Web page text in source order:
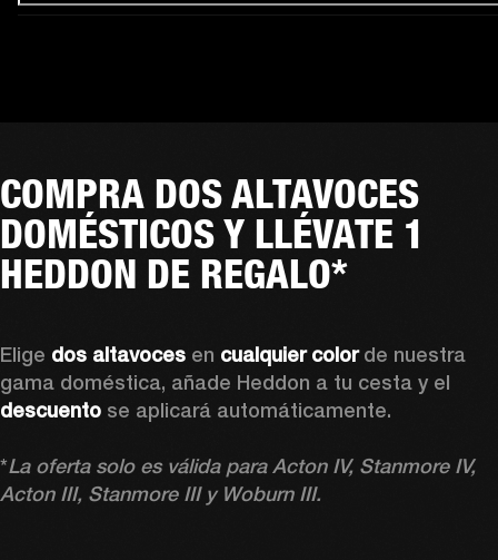
COMPRA DOS ALTAVOCES
DOMÉSTICOS Y LLÉVATE 1
HEDDON DE REGALO*
Elige dos altavoces en cualquier color de nuestra
descuento se aplicará automáticamente.
*La oferta solo es válida para Acton IV, Stanmore IV,
Acton III, Stanmore III y Woburn III.